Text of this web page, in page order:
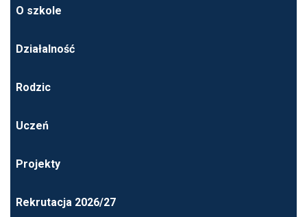
O szkole
Działalność
Rodzic
Uczeń
Projekty
Rekrutacja 2026/27